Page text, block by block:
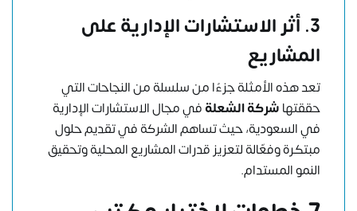
3. أثر الاستشارات الإدارية على
المشاريع
تعد هذه الأمثلة جزءًا من سلسلة من النجاحات التي
حققتهاشركة الشعلةفي مجال الاستشارات الإدارية
في السعودية، حيث تساهم الشركة في تقديم حلول
مبتكرة وفعّالة لتعزيز قدرات المشاريع المحلية وتحقيق
النمو المستدام.